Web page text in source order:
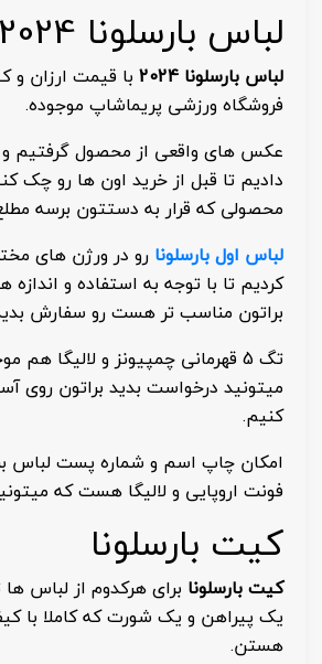
لباس بارسلونا 2024
لباس بارسلونا 2024
با قیمت ارزان و
فروشگاه ورزشی پریماشاپ موجوده.
عکس های واقعی از محصول گرفتیم و
دادیم تا قبل از خرید اون ها رو چک
محصولی که قرار به دستتون برسه
لباس اول بارسلونا رو در ورژن های
کردیم تا با توجه به استفاده و
براتون مناسب تر هست رو سفارش
تگ 5 قهرمانی چمپیونز و لالیگا هم
میتونید درخواست بدید براتون روی
کنیم.
امکان چاپ اسم و شماره پست لباس
فونت اروپایی و لالیگا هست که
کیت بارسلونا
کیت بارسلونا برای هرکدوم از لباس
یک پیراهن و یک شورت که کاملا با
هستن.